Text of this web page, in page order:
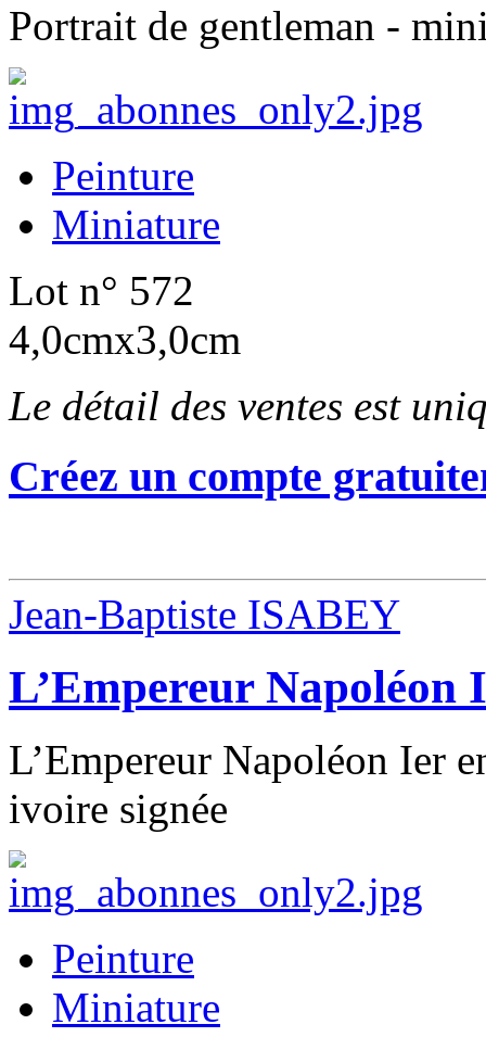
Portrait de gentleman -
Peinture
Miniature
Lot n° 572
4,0cmx3,0cm
Le détail des ventes est
Créez un compte
Jean-Baptiste ISABEY
L’Empereur Napoléon
L’Empereur Napoléon Ier
ivoire signée
Peinture
Miniature